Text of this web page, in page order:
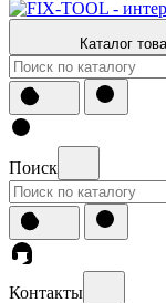
Каталог
Поиск
Контакты